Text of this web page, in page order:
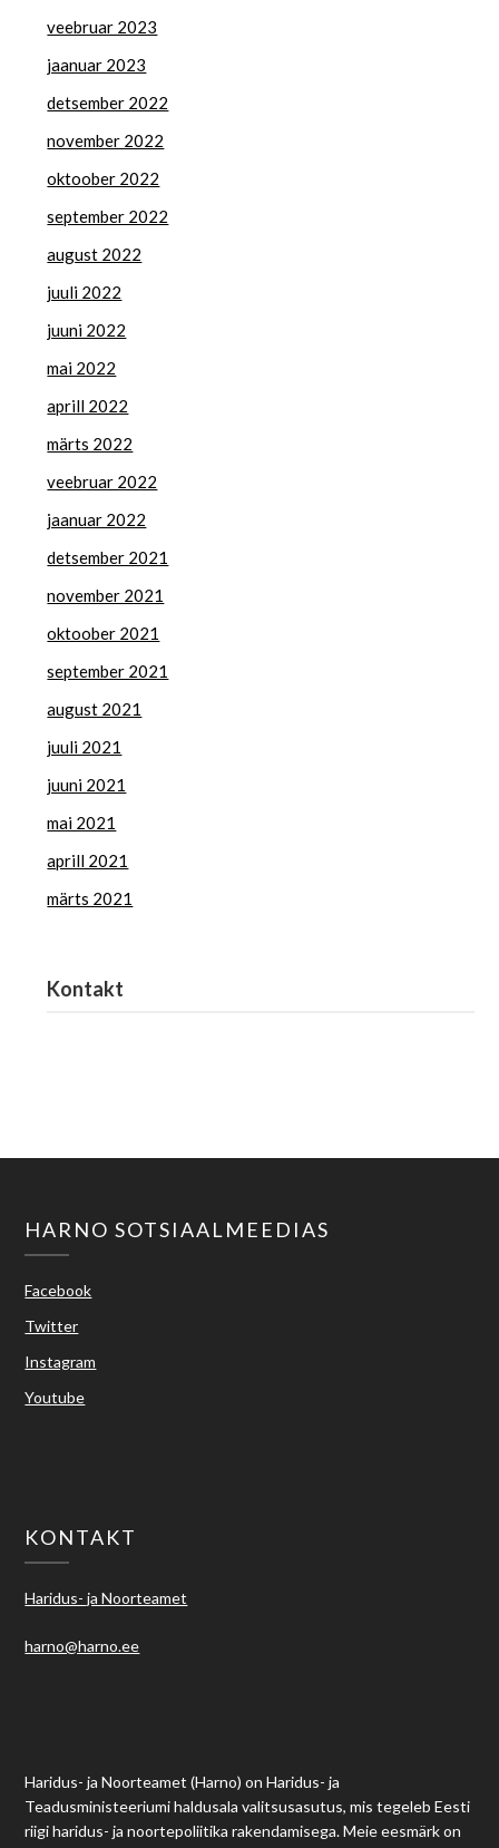
veebruar 2023
jaanuar 2023
detsember 2022
november 2022
oktoober 2022
september 2022
august 2022
juuli 2022
juuni 2022
mai 2022
aprill 2022
märts 2022
veebruar 2022
jaanuar 2022
detsember 2021
november 2021
oktoober 2021
september 2021
august 2021
juuli 2021
juuni 2021
mai 2021
aprill 2021
märts 2021
Kontakt
HARNO SOTSIAALMEEDIAS
Facebook
Twitter
Instagram
Youtube
KONTAKT
Haridus- ja Noorteamet
harno@harno.ee
Haridus- ja Noorteamet (Harno) on Haridus- ja
Teadusministeeriumi haldusala valitsusasutus, mis tegeleb Eesti
riigi haridus- ja noortepoliitika rakendamisega. Meie eesmärk on